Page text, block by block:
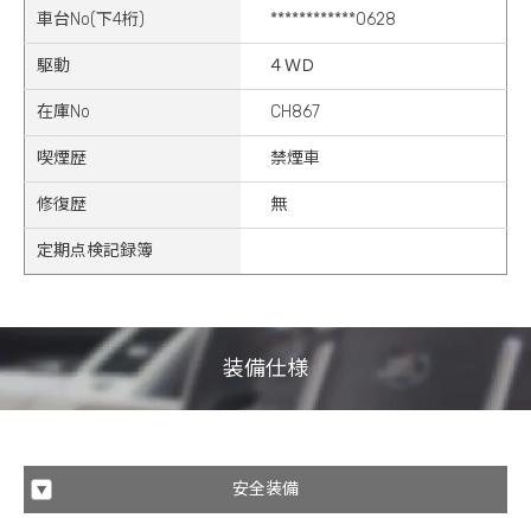
車台No(下4桁) ************0628
駆動 ４ＷＤ
在庫No CH867
喫煙歴 禁煙車
修復歴 無
定期点検記録簿
装備仕様
安全装備